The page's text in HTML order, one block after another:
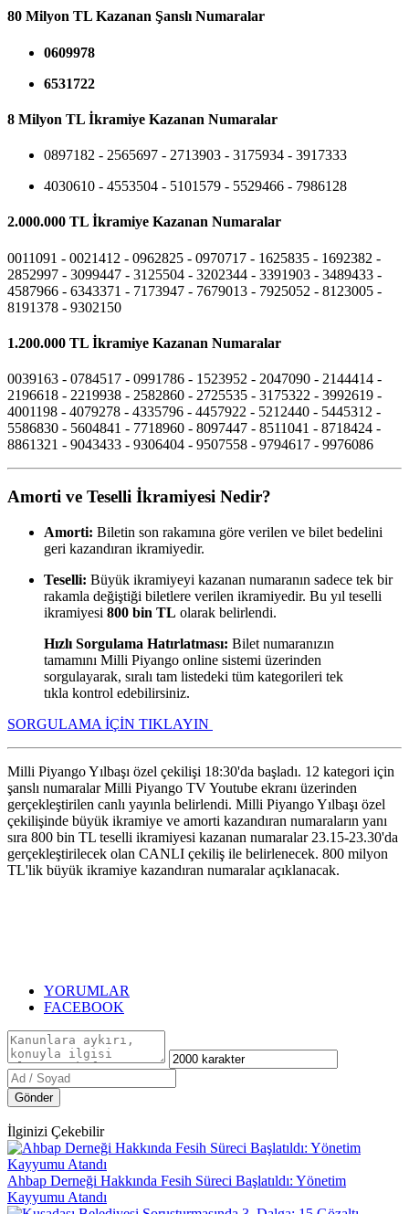
80 Milyon TL Kazanan Şanslı Numaralar
0609978
6531722
8 Milyon TL İkramiye Kazanan Numaralar
0897182 - 2565697 - 2713903 - 3175934 - 3917333
4030610 - 4553504 - 5101579 - 5529466 - 7986128
2.000.000 TL İkramiye Kazanan Numaralar
0011091 - 0021412 - 0962825 - 0970717 - 1625835 - 1692382 -
2852997 - 3099447 - 3125504 - 3202344 - 3391903 - 3489433 -
4587966 - 6343371 - 7173947 - 7679013 - 7925052 - 8123005 -
8191378 - 9302150
1.200.000 TL İkramiye Kazanan Numaralar
0039163 - 0784517 - 0991786 - 1523952 - 2047090 - 2144414 -
2196618 - 2219938 - 2582860 - 2725535 - 3175322 - 3992619 -
4001198 - 4079278 - 4335796 - 4457922 - 5212440 - 5445312 -
5586830 - 5604841 - 7718960 - 8097447 - 8511041 - 8718424 -
8861321 - 9043433 - 9306404 - 9507558 - 9794617 - 9976086
Amorti ve Teselli İkramiyesi Nedir?
Amorti: Biletin son rakamına göre verilen ve bilet bedelini
geri kazandıran ikramiyedir.
Teselli: Büyük ikramiyeyi kazanan numaranın sadece tek bir
rakamla değiştiği biletlere verilen ikramiyedir. Bu yıl teselli
ikramiyesi 800 bin TL olarak belirlendi.
Hızlı Sorgulama Hatırlatması: Bilet numaranızın
tamamını Milli Piyango online sistemi üzerinden
sorgulayarak, sıralı tam listedeki tüm kategorileri tek
tıkla kontrol edebilirsiniz.
SORGULAMA İÇİN TIKLAYIN
Milli Piyango Yılbaşı özel çekilişi 18:30'da başladı. 12 kategori için
şanslı numaralar Milli Piyango TV Youtube ekranı üzerinden
gerçekleştirilen canlı yayınla belirlendi. Milli Piyango Yılbaşı özel
çekilişinde büyük ikramiye ve amorti kazandıran numaraların yanı
sıra 800 bin TL teselli ikramiyesi kazanan numaralar 23.15-23.30'da
gerçekleştirilecek olan CANLI çekiliş ile belirlenecek. 800 milyon
TL'lik büyük ikramiye kazandıran numaralar açıklanacak.
YORUMLAR
FACEBOOK
Gönder
İlginizi Çekebilir
Ahbap Derneği Hakkında Fesih Süreci Başlatıldı: Yönetim
Kayyumu Atandı